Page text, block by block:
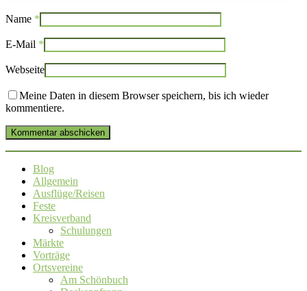
Name *
E-Mail *
Webseite
Meine Daten in diesem Browser speichern, bis ich wieder
kommentiere.
Kommentar abschicken
Blog
Allgemein
Ausflüge/Reisen
Feste
Kreisverband
Schulungen
Märkte
Vorträge
Ortsvereine
Am Schönbuch